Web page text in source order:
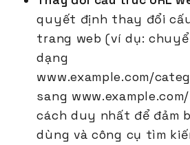
quyết định thay đổi
trang web (ví dụ:
dạng
www.example.com/
sang
cách duy nhất để đảm
dùng và công cụ tìm